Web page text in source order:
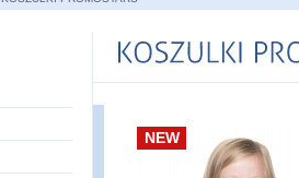
NEW